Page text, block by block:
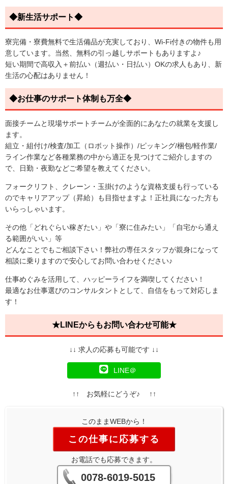
◆新生活サポート◆
寮完備・寮費無料で生活備品が充実しており、Wi-Fi付きの物件も用
意しています。当然、無料の引っ越しサポートもありますよ♪
短い期間で高収入＋前払い（週払い・日払い）OKの求人もあり、新
生活の心配はありません！
◆お仕事のサポート体制も万全◆
面接チームと現場サポートチームが全面的にあなたの就業を支援し
ます。
組立・組付け/検査/加工（ロボット操作）/ピッキング/梱包/軽作業/
ライン作業など各種業務の中から適正を見つけてご紹介しますの
で、日勤・夜勤などご希望を教えてください。
フォークリフト、クレーン・玉掛けのような資格支援も行っている
のでキャリアアップ（昇給）も目指せますよ！正社員になった方も
いらっしゃいます。
その他「どれぐらい稼ぎたい」や「寮に住みたい」「自宅から通え
る範囲がいい」等
どんなことでもご相談下さい！弊社の専任スタッフが親身になって
相談に乗りますので安心してお問い合わせください♪
仕事めぐみを活用して、ハッピーライフを満喫してください！
最適なお仕事選びのコンサルタントとして、自信をもって対応しま
す！
★LINEからもお問い合わせ可能★
↓↓ 求人の応募も可能です ↓↓
LINE＠
↑↑ お気軽にどうぞ♪ ↑↑
このままWEBから！
この仕事に応募する
お電話でも応募できます。
0078-6019-5015